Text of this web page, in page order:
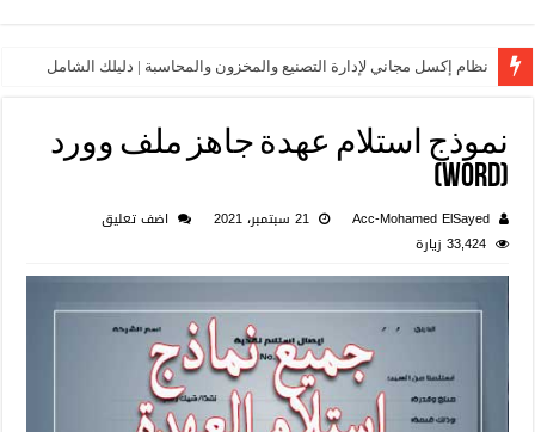
نظام إكسل مجاني لإدارة التصنيع والمخزون والمحاسبة | دليلك الشامل
نموذج استلام عهدة جاهز ملف وورد
(Word)
Acc-Mohamed ElSayed 21 سبتمبر، 2021
اضف تعليق
33,424 زيارة